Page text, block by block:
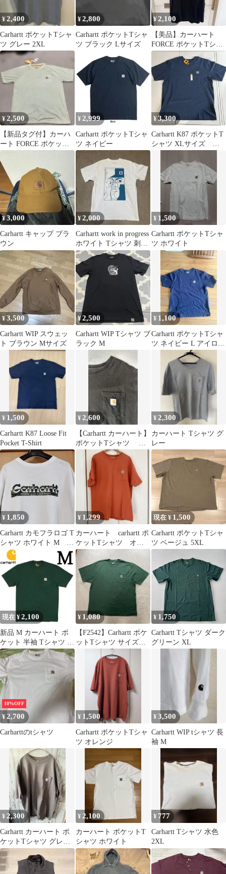
¥2,400
Carhartt ポケットTシャ
ツ グレー 2XL
¥2,800
Carhartt ポケットTシャ
ツ ブラック Lサイズ
¥2,100
【美品】カーハート
FORCE ポケットTシャ
ツ 2XL 黒
¥2,500
【新品タグ付】カーハ
ート FORCE ポケットT
シャツ リラックスフィ
ット XL
¥ 2,999
Carhartt ポケットTシャ
ツ ネイビー
¥3,300
Carhartt K87 ポケットT
シャツ XLサイズ 大
¥3,000
Carhartt キャップ ブラ
ウン
¥2,000
Carhartt work in progress
ホワイト Tシャツ 刺繍
ロゴ
¥ 1,500
Carhartt ポケットTシャ
ツ ホワイト
¥3,500
Carhartt WIP スウェッ
ト ブラウン Mサイズ
¥2,500
Carhartt WIP Tシャツ ブ
ラック M
¥ 1,100
Carhartt ポケットTシャ
ツ ネイビー L アイロン
¥ 1,500
Carhartt K87 Loose Fit
Pocket T-Shirt
¥ 2,600
【Carhartt カーハート】
ポケットTシャツ
ブラック フェードXL
¥ 2,300
カーハート Tシャツ グ
レー
¥ 1,850
Carhartt カモフラロゴ T
シャツ ホワイト M 古
着
¥ 1,299
カーハート carhartt ポ
ケットTシャツ オレ
ンジ L
現在 ¥ 1,500
Carhartt ポケットTシャ
ツ ベージュ 5XL
現在 ¥2,100
新品 M カーハート ポ
ケット 半袖 Tシャツ ハ
ンターグリーン
¥ 1,080
【F2542】Carhartt ポケ
ットTシャツ サイズXL
¥ 1,750
Carhartt Tシャツ ダーク
グリーン XL
10%OFF
¥2,700
Carharttのtシャツ
¥ 1,500
Carhartt ポケットTシャ
ツ オレンジ
¥3,500
Carhartt WIP tシャツ 長
袖 M
¥2,300
Carhartt カーハート ポ
ケットTシャツ グレー
2XL ストリート
¥2,100
カーハート ポケットT
シャツ ホワイト
¥ 777
Carhartt Tシャツ 水色
2XL